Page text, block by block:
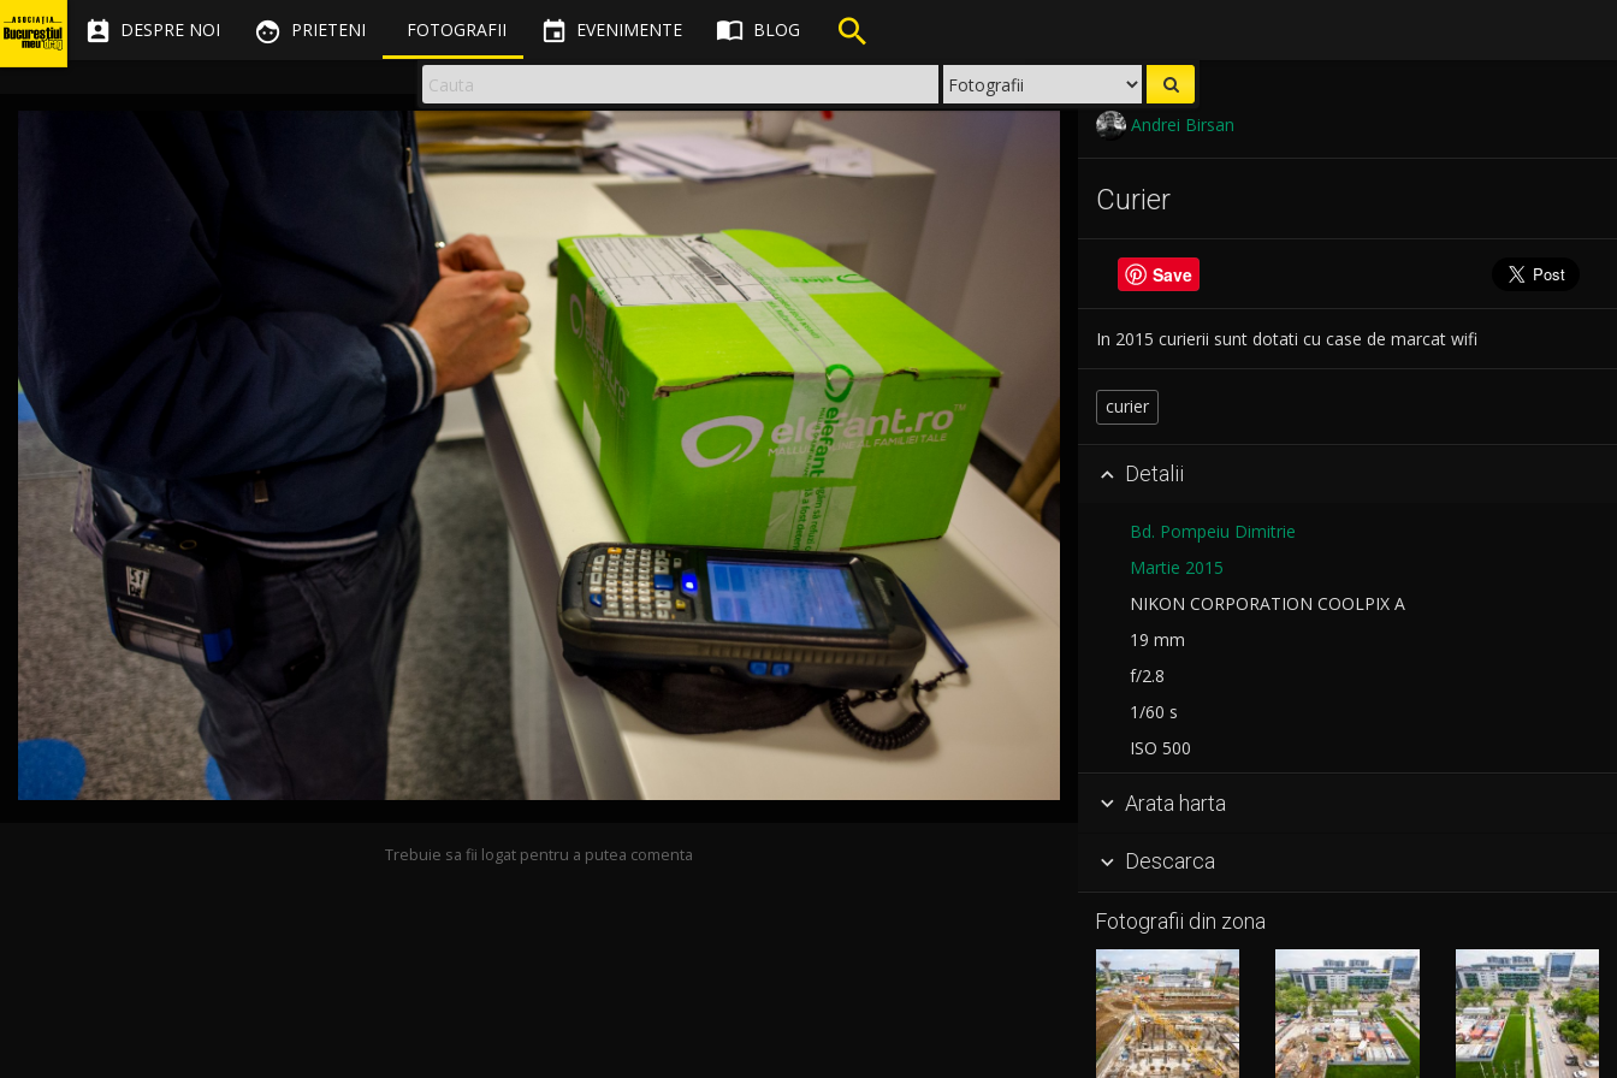
 DESPRE NOI  PRIETENI FOTOGRAFII  EVENIMENTE  BLOG 
Andrei Birsan
Curier
Save
In 2015 curierii sunt dotati cu case de marcat wifi
curier
 Detalii
Bd. Pompeiu Dimitrie
Martie 2015
NIKON CORPORATION COOLPIX A
19 mm
f/2.8
1/60 s
ISO 500
 Arata harta
 Descarca
Fotografii din zona
Trebuie sa fii logat pentru a putea comenta